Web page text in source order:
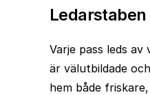
Ledarstaben
Varje pass leds
är välutbildade
hem både